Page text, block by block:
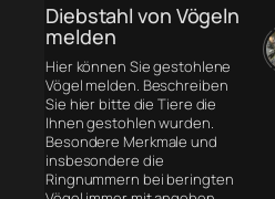
Diebstahl von Vögeln
melden
Hier können Sie gestohlene
Vögel melden. Beschreiben
Sie hier bitte die Tiere die
Ihnen gestohlen wurden.
Besondere Merkmale und
insbesondere die
Ringnummern bei beringten